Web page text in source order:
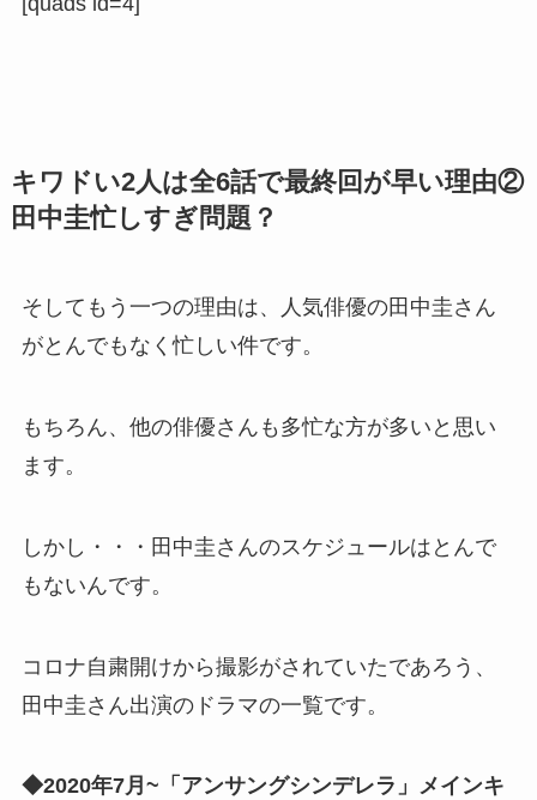
キワドい2人は全6話で最終回が早い理由②
田中圭忙しすぎ問題？
そしてもう一つの理由は、人気俳優の田中圭さん
がとんでもなく忙しい件です。
もちろん、他の俳優さんも多忙な方が多いと思い
ます。
しかし・・・田中圭さんのスケジュールはとんで
もないんです。
コロナ自粛開けから撮影がされていたであろう、
田中圭さん出演のドラマの一覧です。
◆2020年7月~「アンサングシンデレラ」メインキ